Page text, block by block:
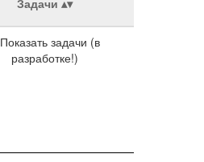
Задачи
Показать задачи (в
разработке!)